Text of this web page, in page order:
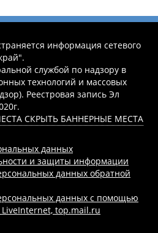
информация сетевого
службой по надзору в
технологий и массовых
Реестровая запись Эл
СКРЫТЬ БАННЕРНЫЕ МЕСТА
данных
и защиты информации
данных обратной
данных с помощью
LiveInternet, top.mail.ru